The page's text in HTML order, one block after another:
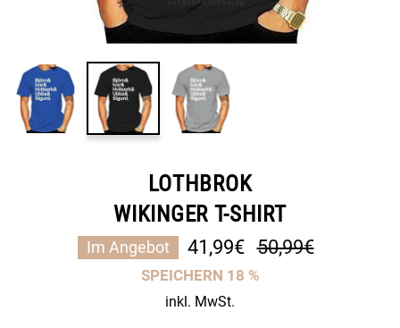
LOTHBROK
WIKINGER T-SHIRT
Im Angebot 41,99€
Normaler
Preis
50,99€
SPEICHERN 18 %
inkl. MwSt.